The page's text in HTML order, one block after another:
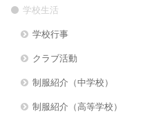
学校生活
学校行事
クラブ活動
制服紹介（中学校）
制服紹介（高等学校）